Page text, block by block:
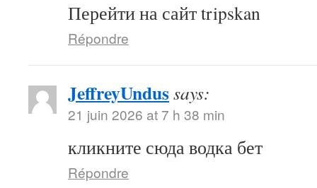
Перейти на сайт tripskan
Répondre
JeffreyUndussays:
21 juin 2026 at 7 h 38 min
кликните сюда водка бет
Répondre